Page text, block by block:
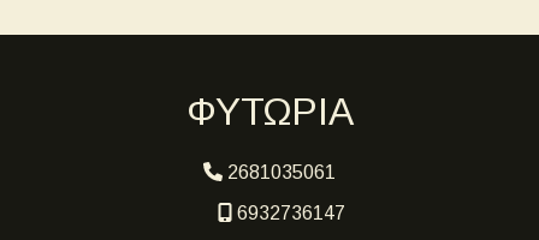
ΦΥΤΩΡΙΑ
2681035061
6932736147